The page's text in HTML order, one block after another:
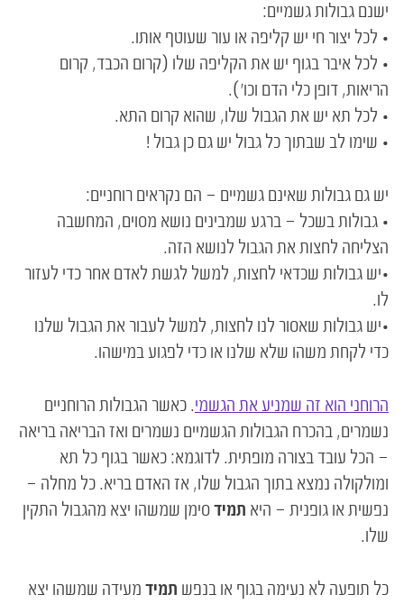
ישנם גבולות גשמיים:‏
• לכל יצור חי יש קליפה או עור שעוטף אותו.‏
• לכל איבר בגוף יש את הקליפה שלו (קרום הכבד, קרום
הריאות, דופן כלי הדם וכו'). ‏
• לכל תא יש את הגבול שלו, שהוא קרום התא.‏
• שימו לב שבתוך כל גבול יש גם כן גבול !‏
יש גם גבולות שאינם גשמיים – הם נקראים רוחניים:‏
• גבולות בשכל – ברגע שמבינים נושא מסוים, המחשבה
הצליחה לחצות את הגבול לנושא ‏הזה. ‏
•יש גבולות שכדאי לחצות, למשל לגשת לאדם אחר כדי לעזור
לו.‏
•יש גבולות שאסור לנו לחצות, למשל לעבור את הגבול שלנו
כדי לקחת משהו שלא שלנו או כדי לפגוע במישהו. ‏
הרוחני הוא זה שמניע את הגשמי. כאשר הגבולות הרוחניים
נשמרים, בהכרח הגבולות הגשמיים נשמרים ואז הבריאה בריאה
– הכל ‏עובד בצורה מופתית. לדוגמא: כאשר בגוף כל תא
ומולקולה נמצא בתוך הגבול שלו, אז האדם בריא. כל ‏מחלה –
נפשית או גופנית – היא תמידסימן שמשהו יצא מהגבול התקין
שלו. ‏
כל תופעה לא נעימה בגוף או בנפש תמיד מעידה שמשהו יצא